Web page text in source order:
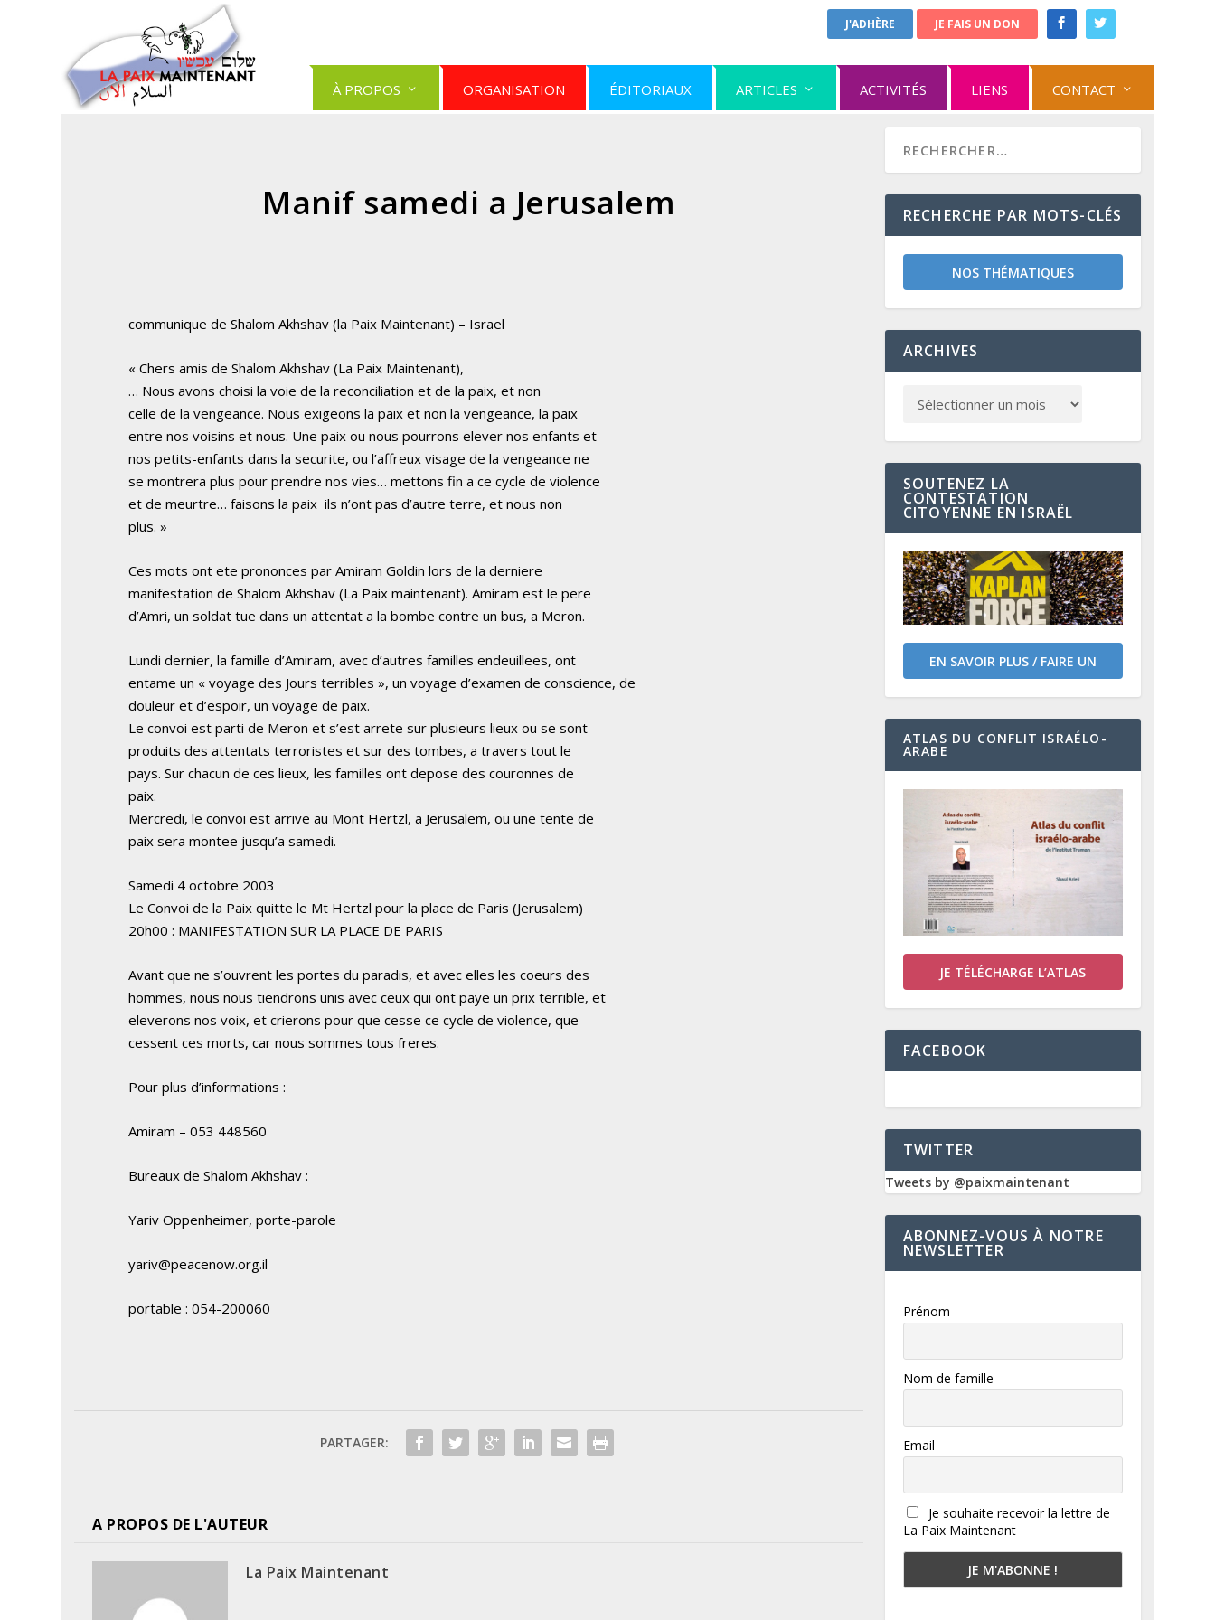
J'ADHÈRE JE FAIS UN DON
À PROPOS ORGANISATION ÉDITORIAUX ARTICLES ACTIVITÉS LIENS CONTACT
Manif samedi a Jerusalem
communique de Shalom Akhshav (la Paix Maintenant) – Israel
« Chers amis de Shalom Akhshav (La Paix Maintenant),
… Nous avons choisi la voie de la reconciliation et de la paix, et non
celle de la vengeance. Nous exigeons la paix et non la vengeance, la paix
entre nos voisins et nous. Une paix ou nous pourrons elever nos enfants et
nos petits-enfants dans la securite, ou l’affreux visage de la vengeance ne
se montrera plus pour prendre nos vies… mettons fin a ce cycle de violence
et de meurtre… faisons la paix ­ ils n’ont pas d’autre terre, et nous non
plus. »
Ces mots ont ete prononces par Amiram Goldin lors de la derniere
manifestation de Shalom Akhshav (La Paix maintenant). Amiram est le pere
d’Amri, un soldat tue dans un attentat a la bombe contre un bus, a Meron.
Lundi dernier, la famille d’Amiram, avec d’autres familles endeuillees, ont
entame un « voyage des Jours terribles », un voyage d’examen de conscience, de
douleur et d’espoir, un voyage de paix.
Le convoi est parti de Meron et s’est arrete sur plusieurs lieux ou se sont
produits des attentats terroristes et sur des tombes, a travers tout le
pays. Sur chacun de ces lieux, les familles ont depose des couronnes de
paix.
Mercredi, le convoi est arrive au Mont Hertzl, a Jerusalem, ou une tente de
paix sera montee jusqu’a samedi.
Samedi 4 octobre 2003
Le Convoi de la Paix quitte le Mt Hertzl pour la place de Paris (Jerusalem)
20h00 : MANIFESTATION SUR LA PLACE DE PARIS
Avant que ne s’ouvrent les portes du paradis, et avec elles les coeurs des
hommes, nous nous tiendrons unis avec ceux qui ont paye un prix terrible, et
eleverons nos voix, et crierons pour que cesse ce cycle de violence, que
cessent ces morts, car nous sommes tous freres.
Pour plus d’informations :
Amiram – 053 448560
Bureaux de Shalom Akhshav :
Yariv Oppenheimer, porte-parole
yariv@peacenow.org.il
portable : 054-200060
PARTAGER:
A PROPOS DE L'AUTEUR
La Paix Maintenant
RECHERCHE PAR MOTS-CLÉS
NOS THÉMATIQUES
ARCHIVES
SOUTENEZ LA
CONTESTATION
CITOYENNE EN ISRAËL
EN SAVOIR PLUS / FAIRE UN
DON
ATLAS DU CONFLIT ISRAÉLO-
ARABE
JE TÉLÉCHARGE L’ATLAS
FACEBOOK
TWITTER
Tweets by @paixmaintenant
ABONNEZ-VOUS À NOTRE
NEWSLETTER
Prénom
Nom de famille
Email
Je souhaite recevoir la lettre de
La Paix Maintenant